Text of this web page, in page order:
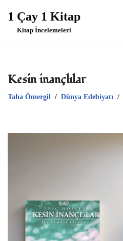
İçeriğe
1 Çay 1 Kitap
Kitap İncelemeleri
Kesin inançlılar
Taha Ömergil Dünya Edebiyatı